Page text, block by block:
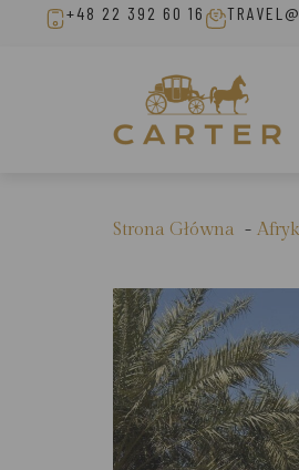
+48 22 392 60 16
Strona Główna